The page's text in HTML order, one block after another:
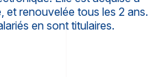
et renouvelée tous les 2 ans.
en sont titulaires.